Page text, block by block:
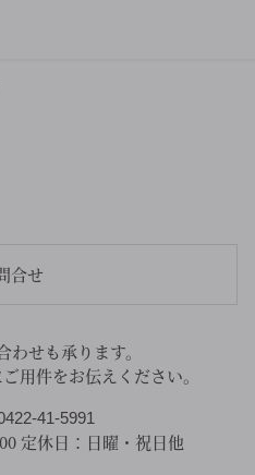
合せ
せも承ります。
用件をお伝えください。
41-5991
定休日： 日曜・祝日他